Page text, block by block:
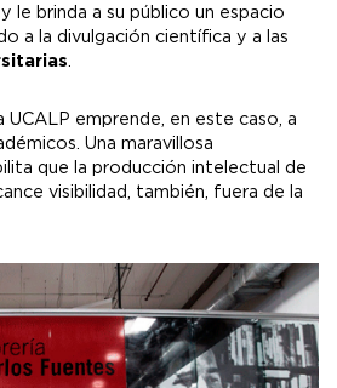
le brinda a su público un espacio
a la divulgación científica y a las
.
UCALP emprende, en este caso, a
Una maravillosa
que la producción intelectual de
visibilidad, también, fuera de la